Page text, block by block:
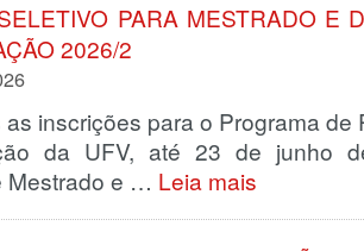
PARA MESTRADO E
2026/2
inscrições para o Programa
da UFV, até 23 de junho
Mestrado e … Leia mais